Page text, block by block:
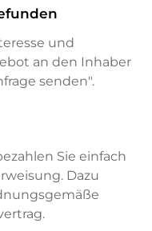
und
an den Inhaber
senden".
Sie einfach
Dazu